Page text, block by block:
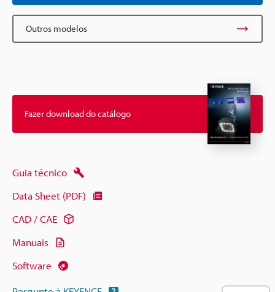
Outros modelos
Fazer download do catálogo
Guia técnico
Data Sheet (PDF)
CAD / CAE
Manuais
Software